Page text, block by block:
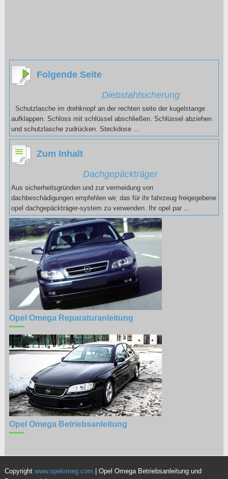
Folgende Seite
Diebstahlsicherung
Schutzlasche im drehknopf an der rechten seite der kugelstange
aufklappen. Schloss mit schlüssel abschließen. Schlüssel abziehen
und schutzlasche zudrücken. Steckdose ...
Zum Inhalt
Dachgepäckträger
Aus sicherheitsgründen und zur vermeidung von
dachbeschädigungen empfehlen wir, das für ihr fahrzeug freigegebene
opel dachgepäckträger-system zu verwenden. Ihr opel par ...
Opel Omega Reparaturanleitung
Opel Omega Betriebsanleitung
Copyright www.opelomeg.com | Opel Omega Betriebsanleitung und